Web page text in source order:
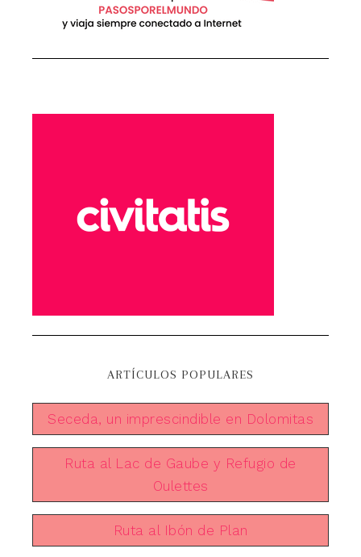
ARTÍCULOS POPULARES
Seceda, un imprescindible en Dolomitas
Ruta al Lac de Gaube y Refugio de
Oulettes
Ruta al Ibón de Plan